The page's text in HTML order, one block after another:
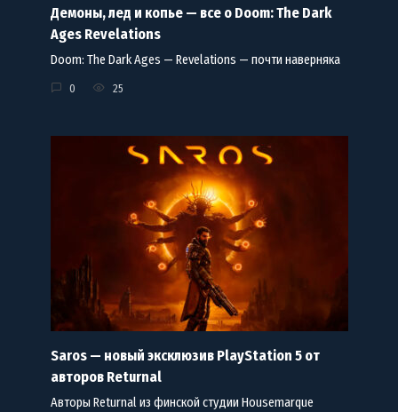
Демоны, лед и копье — все о Doom: The Dark
Ages Revelations
Doom: The Dark Ages — Revelations — почти наверняка
0 25
Saros — новый эксклюзив PlayStation 5 от
авторов Returnal
Авторы Returnal из финской студии Housemarque